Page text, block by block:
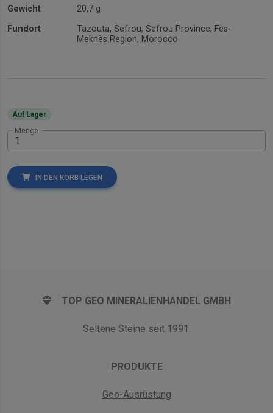
Gewicht
20,7 g
Fundort
Tazouta, Sefrou, Sefrou Province, Fès-
Meknès Region, Morocco
Auf Lager
Menge
IN DEN KORB LEGEN
TOP GEO MINERALIENHANDEL GMBH
Seltene Steine seit 1991.
PRODUKTE
Geo-Ausrüstung